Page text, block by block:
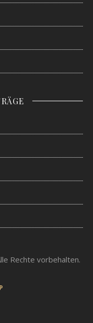
Rechte vorbehalten.